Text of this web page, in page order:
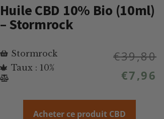
Huile CBD 10% Bio (10ml)
– Stormrock
Stormrock
Taux : 10%
€39,80
€7,96
Acheter ce produit CBD